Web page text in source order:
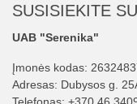
SUSISIEKITE
UAB "Serenika"
Įmonės kodas:
Adresas: Dubysos g.